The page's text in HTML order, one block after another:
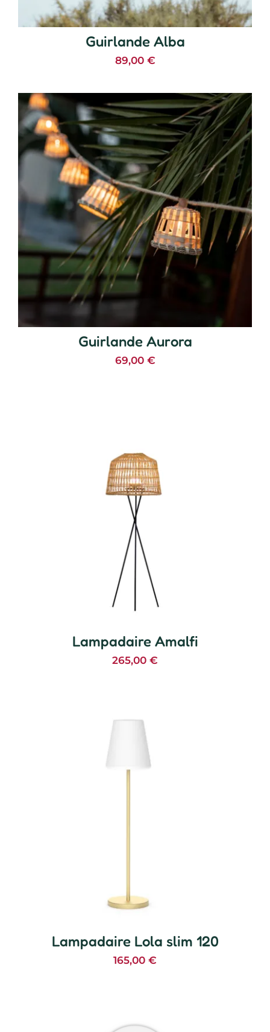
Guirlande Alba
89,00 €
Guirlande Aurora
69,00 €
Lampadaire Amalfi
265,00 €
Lampadaire Lola slim 120
165,00 €